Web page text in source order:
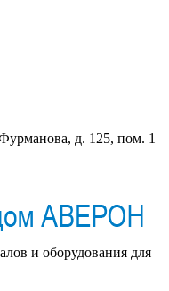
д. 125, пом. 1
и оборудования для